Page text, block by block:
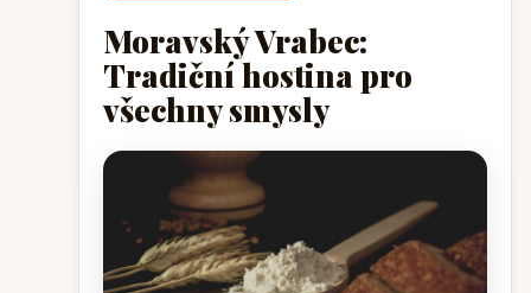
Moravský Vrabec:
Tradiční hostina pro
všechny smysly